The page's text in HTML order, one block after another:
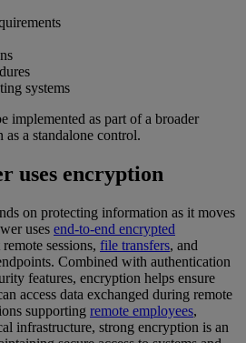
systems
implemented as part of a broader
as a standalone control.
uses encryption
on protecting information as it moves
uses end-to-end encrypted
sessions, file transfers, and
Combined with authentication
features, encryption helps ensure
access data exchanged during remote
supporting remote employees,
infrastructure, strong encryption is an